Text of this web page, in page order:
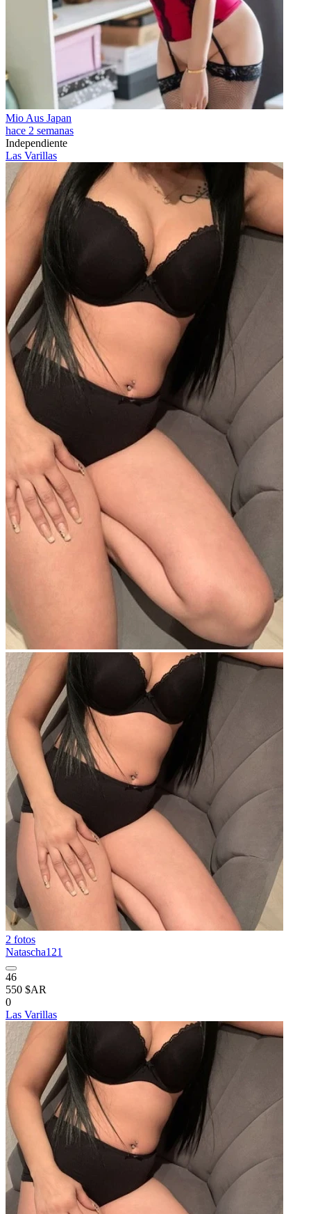
Mio Aus Japan
hace 2 semanas
Independiente
Las Varillas
2 fotos
Natascha121
46
550 $AR
0
Las Varillas